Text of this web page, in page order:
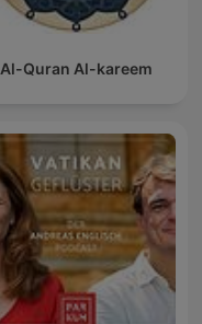
Al-Quran Al-kareem